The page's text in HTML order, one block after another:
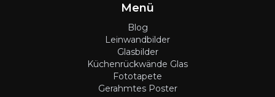
Menü
Blog
Leinwandbilder
Glasbilder
Küchenrückwände Glas
Fototapete
Gerahmtes Poster